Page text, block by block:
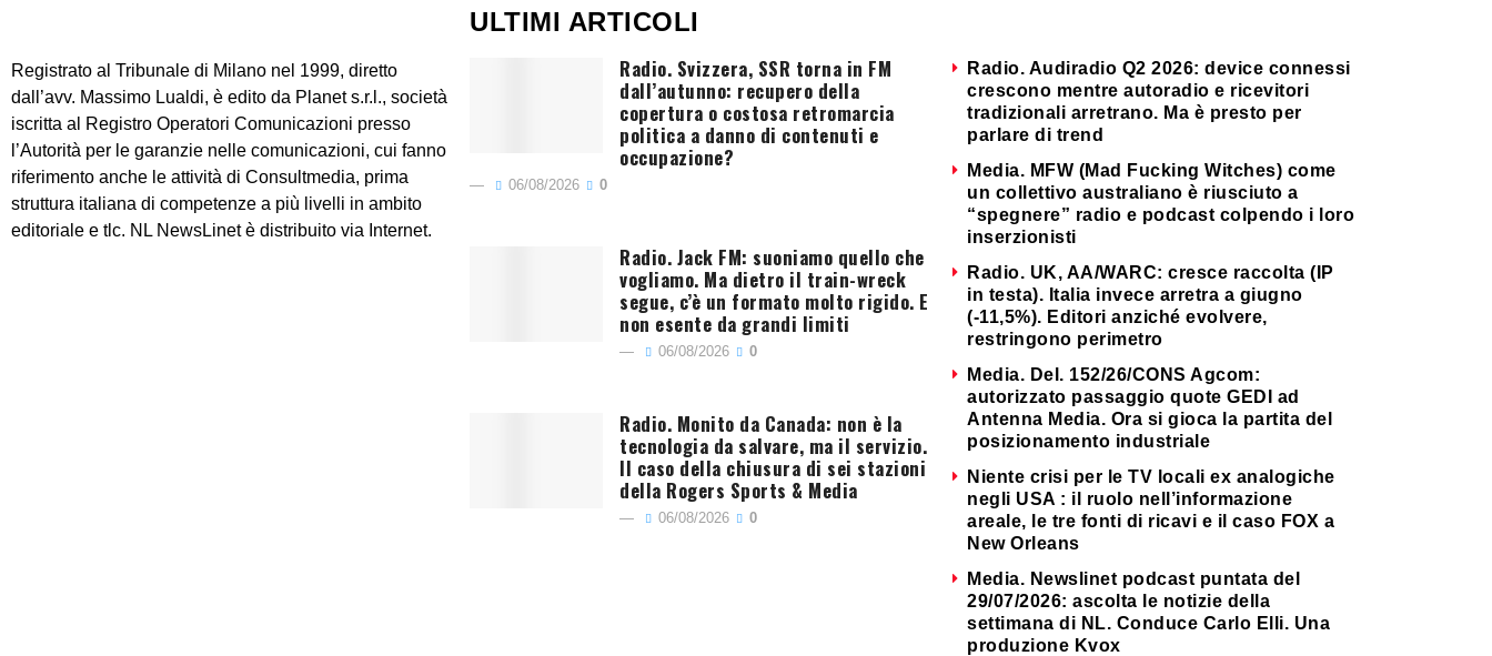
Registrato al Tribunale di Milano nel 1999, diretto
dall’avv. Massimo Lualdi, è edito da Planet s.r.l., società
iscritta al Registro Operatori Comunicazioni presso
l’Autorità per le garanzie nelle comunicazioni, cui fanno
riferimento anche le attività di Consultmedia, prima
struttura italiana di competenze a più livelli in ambito
editoriale e tlc. NL NewsLinet è distribuito via Internet.
ULTIMI ARTICOLI
Radio. Svizzera, SSR torna in FM
dall’autunno: recupero della
copertura o costosa retromarcia
politica a danno di contenuti e
occupazione?
06/08/2026 0
Radio. Jack FM: suoniamo quello che
vogliamo. Ma dietro il train-wreck
segue, c’è un formato molto rigido. E
non esente da grandi limiti
06/08/2026 0
Radio. Monito da Canada: non è la
tecnologia da salvare, ma il servizio.
Il caso della chiusura di sei stazioni
della Rogers Sports & Media
06/08/2026 0
Radio. Audiradio Q2 2026: device connessi
crescono mentre autoradio e ricevitori
tradizionali arretrano. Ma è presto per
parlare di trend
Media. MFW (Mad Fucking Witches) come
un collettivo australiano è riusciuto a
“spegnere” radio e podcast colpendo i loro
inserzionisti
Radio. UK, AA/WARC: cresce raccolta (IP
in testa). Italia invece arretra a giugno
(-11,5%). Editori anziché evolvere,
restringono perimetro
Media. Del. 152/26/CONS Agcom:
autorizzato passaggio quote GEDI ad
Antenna Media. Ora si gioca la partita del
posizionamento industriale
Niente crisi per le TV locali ex analogiche
negli USA : il ruolo nell’informazione
areale, le tre fonti di ricavi e il caso FOX a
New Orleans
Media. Newslinet podcast puntata del
29/07/2026: ascolta le notizie della
settimana di NL. Conduce Carlo Elli. Una
produzione Kvox